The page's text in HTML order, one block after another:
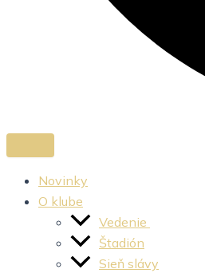
Novinky
O klube
Vedenie
Štadión
Sieň slávy